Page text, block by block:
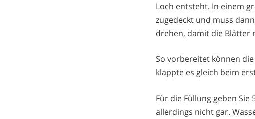
Loch entsteht. In einem
zugedeckt und muss
drehen, damit die Blätter
So vorbereitet können
klappte es gleich beim
Für die Füllung geben Sie
allerdings nicht gar.